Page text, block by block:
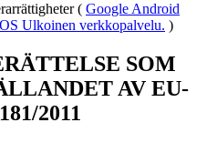
( Google Android
Ulkoinen verkkopalvelu. )
SOM
AV EU-
2011